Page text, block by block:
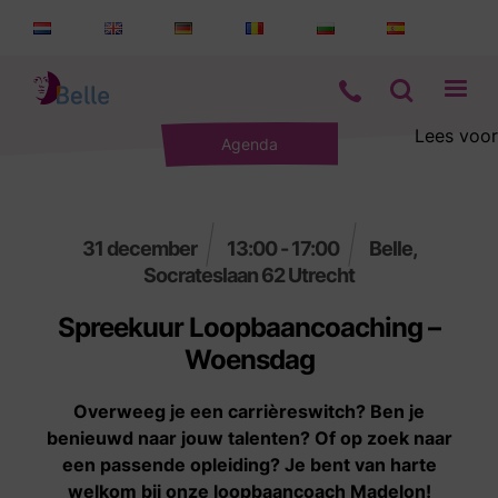
Lees voor
Wie zijn wij
Agenda
31 december 13:00 - 17:00
Belle,
Socrateslaan 62 Utrecht
Spreekuur Loopbaancoaching –
Woensdag
Overweeg je een carrièreswitch? Ben je
benieuwd naar jouw talenten? Of op zoek naar
een passende opleiding? Je bent van harte
welkom bij onze loopbaancoach Madelon!